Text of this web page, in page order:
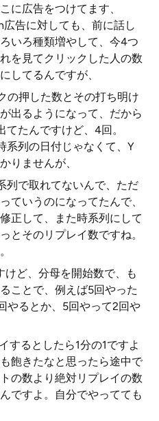
に広告をつけてます、
告に対しても、前に話し
いろ種類増やして、今4つ
を見てクリックした人の数
してるんですが、
の押した数とその打ち明け
出るようになって、だから
たんですけど、4回。
系列の日付じゃなくて、Y
りませんが、
列で取れてないんで、ただ
ていうのになってたんで、
正して、また時系列にして
とそのリプレイ数ですね。
けど、分母を開始数で、も
ことで、例えば5回やった
やるとか、5回やって2回や
するとしたら1分の1ですよ
飽きたなと思ったら途中で
の数より絶対リプレイの数
ですよ。自分でやってても